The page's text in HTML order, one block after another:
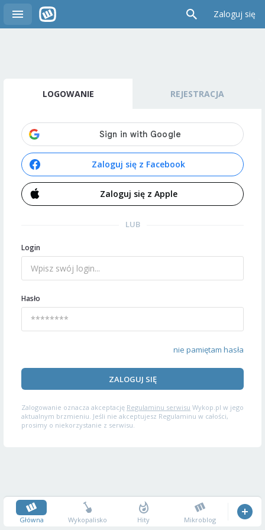
Zaloguj się
LOGOWANIE REJESTRACJA
Zaloguj się z Facebook
Zaloguj się z Apple
LUB
Login
Hasło
nie pamiętam hasła
ZALOGUJ SIĘ
Zalogowanie oznacza akceptację Regulaminu serwisu Wykop.pl w jego
aktualnym brzmieniu. Jeśli nie akceptujesz Regulaminu w całości,
prosimy o niekorzystanie z serwisu.
Główna Wykopalisko Hity Mikroblog